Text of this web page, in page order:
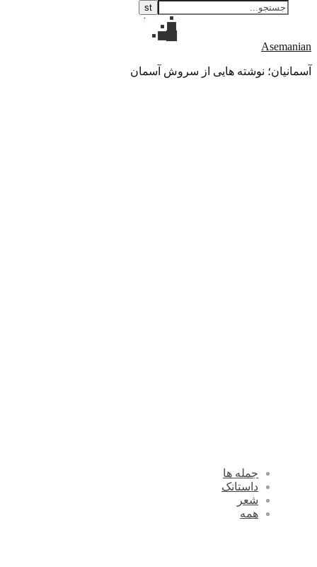
Asemanian
آسمانیان؛ نوشته هایی از سروش آسمان
جمله ها
داستانک
شعر
همه